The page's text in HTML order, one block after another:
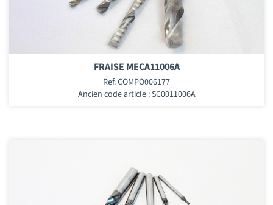
FRAISE MECA11006A
Ref. COMPO006177
Ancien code article : SC0011006A